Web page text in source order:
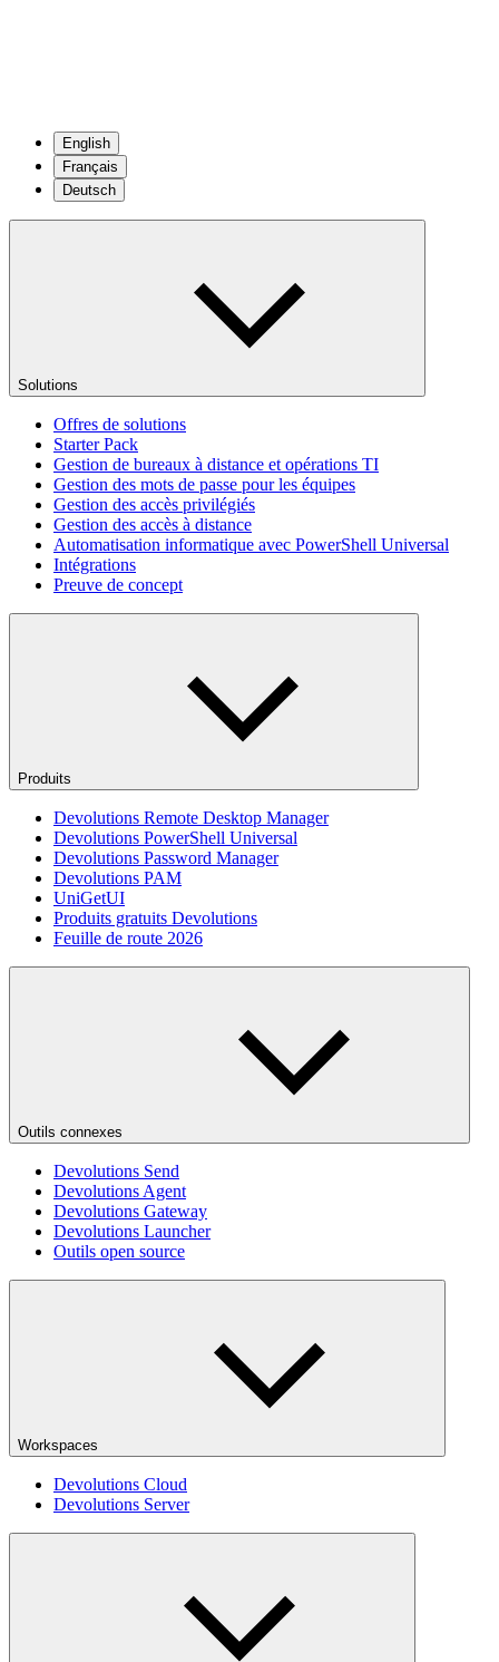
English
Français
Deutsch
Solutions
Offres de solutions
Starter Pack
Gestion de bureaux à distance et opérations TI
Gestion des mots de passe pour les équipes
Gestion des accès privilégiés
Gestion des accès à distance
Automatisation informatique avec PowerShell Universal
Intégrations
Preuve de concept
Produits
Devolutions Remote Desktop Manager
Devolutions PowerShell Universal
Devolutions Password Manager
Devolutions PAM
UniGetUI
Produits gratuits Devolutions
Feuille de route 2026
Outils connexes
Devolutions Send
Devolutions Agent
Devolutions Gateway
Devolutions Launcher
Outils open source
Workspaces
Devolutions Cloud
Devolutions Server